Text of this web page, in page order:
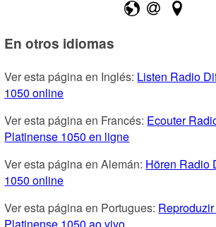
En otros idiomas
Ver esta página en Inglés: Listen Radio
1050 online
Ver esta página en Francés: Ecouter
Platinense 1050 en ligne
Ver esta página en Alemán: Hören Radio
1050 online
Ver esta página en Portugues:
Platinense 1050 ao vivo